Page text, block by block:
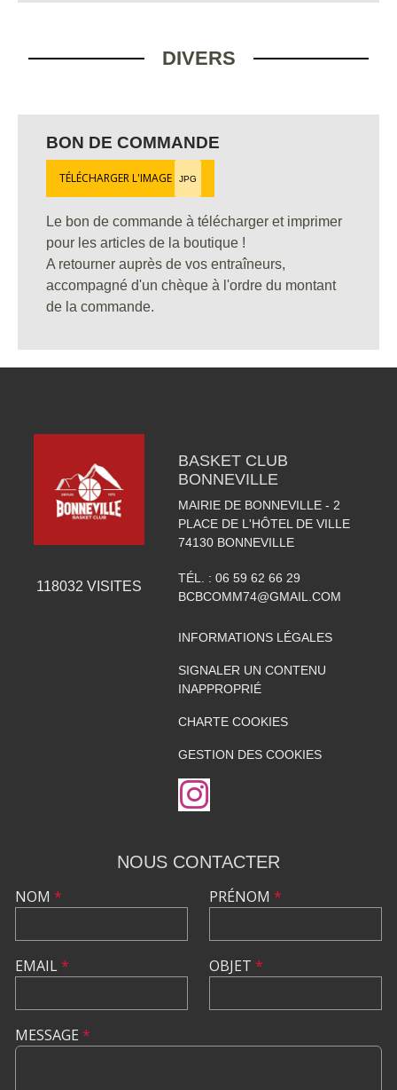
DIVERS
BON DE COMMANDE
TÉLÉCHARGER L'IMAGE JPG
Le bon de commande à télécharger et imprimer
pour les articles de la boutique !
A retourner auprès de vos entraîneurs,
accompagné d'un chèque à l'ordre du montant
de la commande.
118032 VISITES
BASKET CLUB
BONNEVILLE
MAIRIE DE BONNEVILLE - 2
PLACE DE L'HÔTEL DE VILLE
74130 BONNEVILLE
TÉL. : 06 59 62 66 29
BCBCOMM74@GMAIL.COM
INFORMATIONS LÉGALES
SIGNALER UN CONTENU
INAPPROPRIÉ
CHARTE COOKIES
GESTION DES COOKIES
NOUS CONTACTER
NOM *
EMAIL*
PRÉNOM *
OBJET *
MESSAGE *